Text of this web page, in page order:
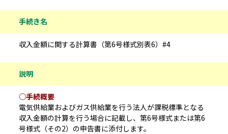
手続き名
収入金額に関する計算書（第6号様式別表6）#4
説明
○手続概要
電気供給業およびガス供給業を行う法人が課税標準となる
収入金額の計算を行う場合に記載し、第6号様式または第6
号様式（その2）の申告書に添付します。